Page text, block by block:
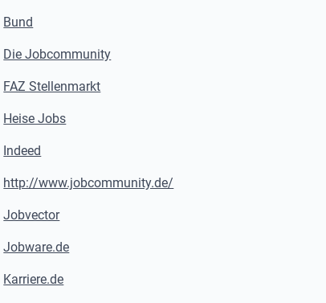
Bund
Die Jobcommunity
FAZ Stellenmarkt
Heise Jobs
Indeed
http://www.jobcommunity.de/
Jobvector
Jobware.de
Karriere.de